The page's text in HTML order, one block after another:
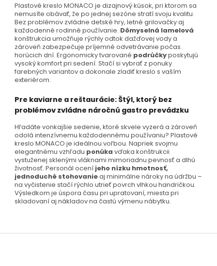
Plastové kreslo MONACO je dizajnový kúsok, pri ktorom sa
nemusíte obávať, že po jednej sezóne stratí svoju kvalitu.
Bez problémov zvládne detské hry, letné grilovačky aj
každodenné rodinné používanie. Dômyselná lamelová
konštrukcia umožňuje rýchly odtok dažďovej vody a
zároveň zabezpečuje príjemné odvetrávanie počas
horúcich dní. Ergonomicky tvarované podrúčkyposkytujú
vysoký komfort pri sedení. Stačí si vybrať z ponuky
farebných variantov a dokonale zladiť kreslo s vaším
exteriérom.
Pre kaviarne a reštaurácie: Štýl, ktorý bez
problémov zvládne náročnú gastro prevádzku
Hľadáte vonkajšie sedenie, ktoré skvele vyzerá a zároveň
odolá intenzívnemu každodennému používaniu? Plastové
kreslo MONACO je ideálnou voľbou. Napriek svojmu
elegantnému vzhľadu ponúka vďaka konštrukcii
vystuženej sklenými vláknami mimoriadnu pevnosť a dlhú
životnosť. Personál ocení jeho nízku hmotnosť,
jednoduché stohovanieaj minimálne nároky na údržbu –
na vyčistenie stačí rýchlo utrieť povrch vlhkou handričkou.
Výsledkom je úspora času pri upratovaní, miesta pri
skladovaní aj nákladov na častú výmenu nábytku.
Z